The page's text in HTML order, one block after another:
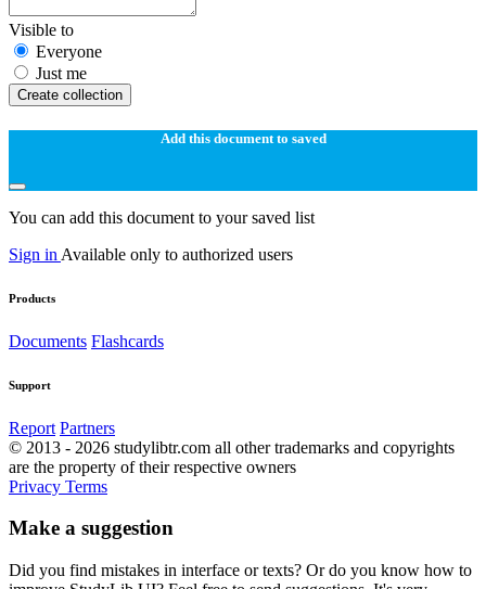
Visible to
Everyone
Just me
Create collection
Add this document to saved
You can add this document to your saved list
Sign in Available only to authorized users
Products
Documents Flashcards
Support
Report Partners
© 2013 - 2026 studylibtr.com all other trademarks and copyrights
are the property of their respective owners
Privacy Terms
Make a suggestion
Did you find mistakes in interface or texts? Or do you know how to